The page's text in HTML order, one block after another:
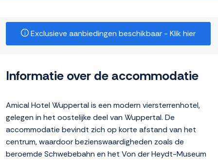
Exclusieve aanbiedingen beschikbaar - Klik hier
Informatie over de accommodatie
Amical Hotel Wuppertal is een modern viersterrenhotel,
gelegen in het oostelijke deel van Wuppertal. De
accommodatie bevindt zich op korte afstand van het
centrum, waardoor bezienswaardigheden zoals de
beroemde Schwebebahn en het Von der Heydt-Museum